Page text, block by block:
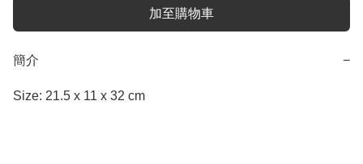
加至購物車
簡介 −
Size: 21.5 x 11 x 32 cm